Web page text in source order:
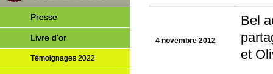
Presse
Livre d'or
Témoignages 2022
4 novembre 2012
Bel
et